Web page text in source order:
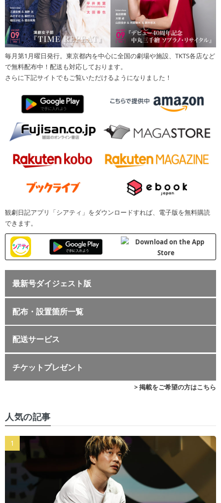
毎月第1月曜日発行。東京都内を中心に全国の劇場や施設、TKTS各店など
で無料配布中！配送も対応しております。
さらに下記サイトでもご覧いただけるようになりました！
観劇日記アプリ「シアティ」をダウンロードすれば、電子版を無料購読
できます。
最新号ダイジェスト版
配布・設置箇所一覧
配送サービス
チケットプレゼント
> 掲載をご希望の方はこちら
人気の記事